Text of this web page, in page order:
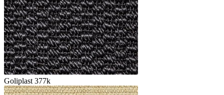
Goliplast 377k